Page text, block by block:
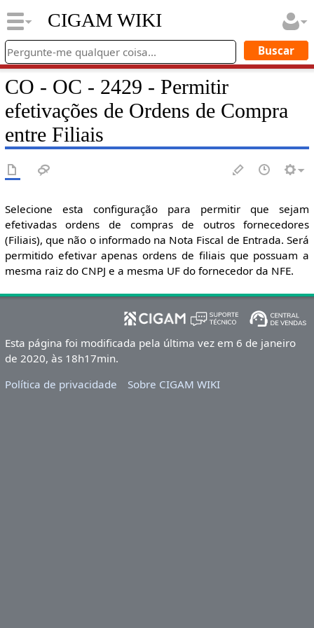
CIGAM WIKI
CO - OC - 2429 - Permitir
efetivações de Ordens de Compra
entre Filiais
Selecione esta configuração para permitir que sejam
efetivadas ordens de compras de outros fornecedores
(Filiais), que não o informado na Nota Fiscal de Entrada. Será
permitido efetivar apenas ordens de filiais que possuam a
mesma raiz do CNPJ e a mesma UF do fornecedor da NFE.
Esta página foi modificada pela última vez em 6 de janeiro
de 2020, às 18h17min.
Política de privacidade
Sobre CIGAM WIKI